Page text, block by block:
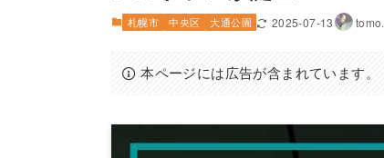
札幌市 中央区 大通公園 2025-07-13 tomo.
本ページには広告が含まれています。